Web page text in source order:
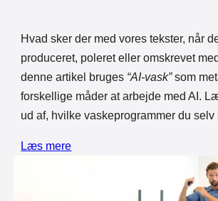
Hvad sker der med vores tekster, når
produceret, poleret eller omskrevet
denne artikel bruges “AI-vask”som
forskellige måder at arbejde med AI.
ud af, hvilke vaskeprogrammer du selv
Læs mere